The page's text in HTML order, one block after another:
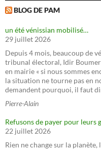
BLOG DE PAM
un été vénissian mobilisé…
29 juillet 2026
Depuis 4 mois, beaucoup de
tribunal électoral, Idir
en mairie « si nous sommes
la situation ne tourne pas en
demandent pourquoi, il faut
Pierre-Alain
Refusons de payer pour leurs
22 juillet 2026
Rien ne change sur la